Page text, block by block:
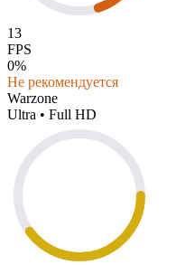
13
FPS
0%
Не рекомендуется
Warzone
Ultra • Full HD